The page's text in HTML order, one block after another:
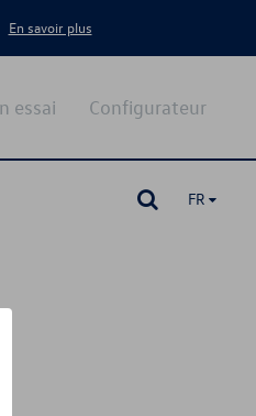
En savoir plus
Configurateur
essai
FR